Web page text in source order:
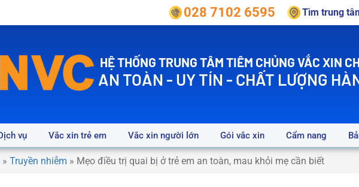
028 7102 6595 Tìm trung
HỆ THỐNG TRUNG TÂM TIÊM CHỦNG VẮC XIN
AN TOÀN - UY TÍN - CHẤT LƯỢNG
vụ Vắc xin trẻ em Vắc xin người lớn Gói vắc xin Cẩm nang
» Truyền nhiễm » Mẹo điều trị quai bị ở trẻ em an toàn, mau khỏi mẹ cần biết